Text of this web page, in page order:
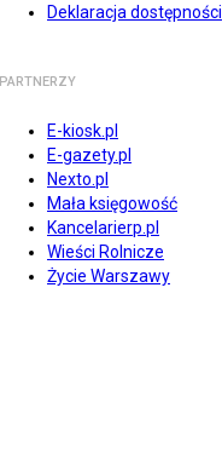
Deklaracja dostępności
PARTNERZY
E-kiosk.pl
E-gazety.pl
Nexto.pl
Mała księgowość
Kancelarierp.pl
Wieści Rolnicze
Życie Warszawy